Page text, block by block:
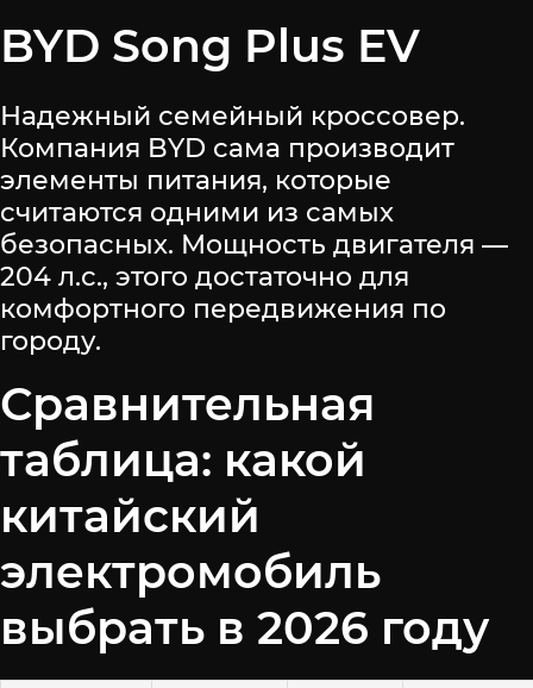
BYD Song Plus EV
Надежный семейный кроссовер.
Компания BYD сама производит
элементы питания, которые
считаются одними из самых
безопасных. Мощность двигателя —
204 л.с., этого достаточно для
комфортного передвижения по
городу.
Сравнительная
таблица: какой
китайский
электромобиль
выбрать в 2026 году